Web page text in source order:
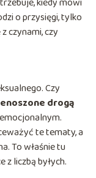
o przysięgi, tylko
czynami, czy
Czy
drogą
te tematy, a
To właśnie tu
z liczbą byłych.